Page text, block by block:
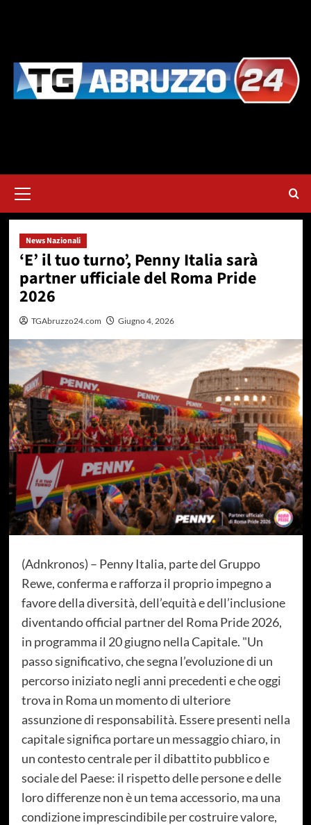
principale
News Nazionali
‘E’ il tuo turno’, Penny Italia sarà
partner ufficiale del Roma Pride
2026
TGAbruzzo24.com Giugno 4, 2026
(Adnkronos) – Penny Italia, parte del Gruppo
Rewe, conferma e rafforza il proprio impegno a
favore della diversità, dell’equità e dell’inclusione
diventando official partner del Roma Pride 2026,
in programma il 20 giugno nella Capitale. "Un
passo significativo, che segna l’evoluzione di un
percorso iniziato negli anni precedenti e che oggi
trova in Roma un momento di ulteriore
assunzione di responsabilità. Essere presenti nella
capitale significa portare un messaggio chiaro, in
un contesto centrale per il dibattito pubblico e
sociale del Paese: il rispetto delle persone e delle
loro differenze non è un tema accessorio, ma una
condizione imprescindibile per costruire valore,